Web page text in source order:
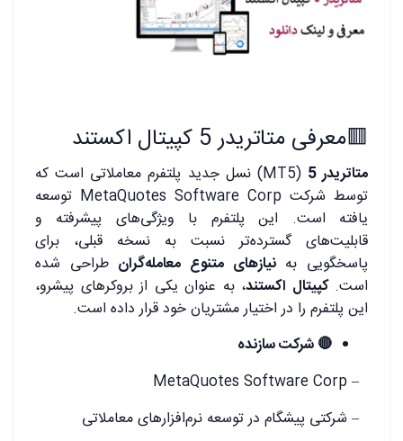
🟥معرفی متاتریدر 5 کپیتال اکستند
متاتریدر 5
(MT5) نسل جدید پلتفرم معاملاتی است که
توسط شرکت MetaQuotes Software Corp توسعه
یافته است. این پلتفرم با ویژگی‌های پیشرفته و
قابلیت‌های گسترده‌تر نسبت به نسخه قبلی، برای
پاسخگویی بهنیازهای متنوع معامله‌گران طراحی شده
است.کپیتال اکستند، به عنوان یکی از بروکرهای پیشرو،
این پلتفرم را در اختیار مشتریان خود قرار داده است.
🔴شرکت سازنده
– MetaQuotes Software Corp
– شرکتی پیشگام در توسعه نرم‌افزارهای معاملاتی